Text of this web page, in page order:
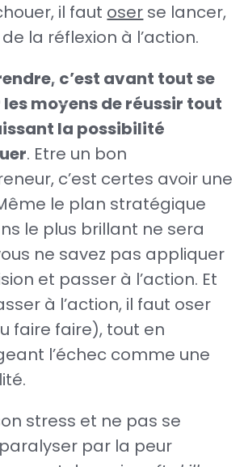
il faut oser se lancer,
la réflexion à l’action.
c’est avant tout se
moyens de réussir tout
la possibilité
. Etre un bon
c’est certes avoir une
le plan stratégique
le plus brillant ne sera
ne savez pas appliquer
et passer à l’action. Et
à l’action, il faut oser
faire faire), tout en
l’échec comme une
stress et ne pas se
par la peur